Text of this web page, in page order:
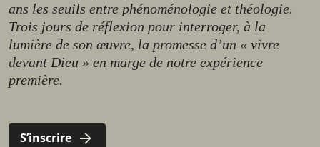
ans les seuils entre phénoménologie et théologie.
Trois jours de réflexion pour interroger, à la
lumière de son œuvre, la promesse d’un « vivre
devant Dieu » en marge de notre expérience
première.
S’inscrire